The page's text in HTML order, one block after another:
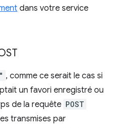
dans votre service
, comme ce serait le cas si
un favori enregistré ou
de la requête POST
transmises par